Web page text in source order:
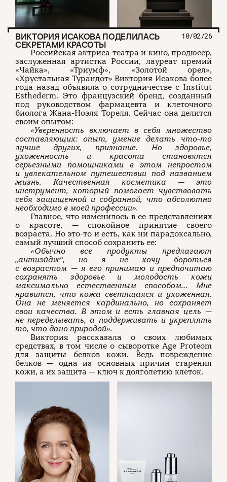
ВИКТОРИЯ ИСАКОВА ПОДЕЛИЛАСЬ
СЕКРЕТАМИ КРАСОТЫ
10/02/26
Российская актриса театра и кино, продюсер,
заслуженная артистка России, лауреат премий
«Чайка», «Триумф», «Золотой орел»,
«Хрустальная Турандот» Виктория Исакова более
года назад объявила о сотрудничестве с Institut
Esthederm. Это французский бренд, созданный
под руководством фармацевта и клеточного
биолога Жана-Ноэля Тореля. Сейчас она делится
своим опытом:
«Уверенность включает в себя множество
составляющих: опыт, умение делать что-то
лучше других, признание. Но здоровье,
ухоженность и красота становятся
серьезными помощниками в этом непростом
и увлекательном путешествии под названием
жизнь. Качественная косметика — это
инструмент, который помогает чувствовать
себя защищенной и собранной, что абсолютно
необходимо в моей профессии».
Главное, что изменилось в ее представлениях
о красоте, — спокойное принятие своего
возраста. Но это-то и есть, как ни парадоксально,
самый лучший способ сохранить ее:
«Обычно все продукты предлагают
„антиэйдж“, но я не хочу бороться
с возрастом — я его принимаю и предпочитаю
сохранять здоровье и молодость кожи
максимально естественным способом… Мне
нравится, что кожа светящаяся и ухоженная.
Она не меняется кардинально, но сохраняет
свои качества. В этом и есть главная цель —
не переделывать, а поддерживать и укреплять
то, что дано природой».
Виктория рассказала о своих любимых
средствах, в том числе о сыворотке Age Proteom
для защиты белков кожи. Ведь повреждение
белков — одна из основных причин старения
кожи, а их защита — ключ к долголетию клеток.